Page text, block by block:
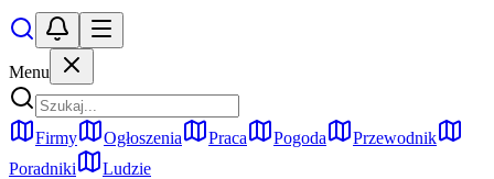
Menu
Firmy Ogłoszenia Praca Pogoda
Przewodnik
Poradniki
Ludzie